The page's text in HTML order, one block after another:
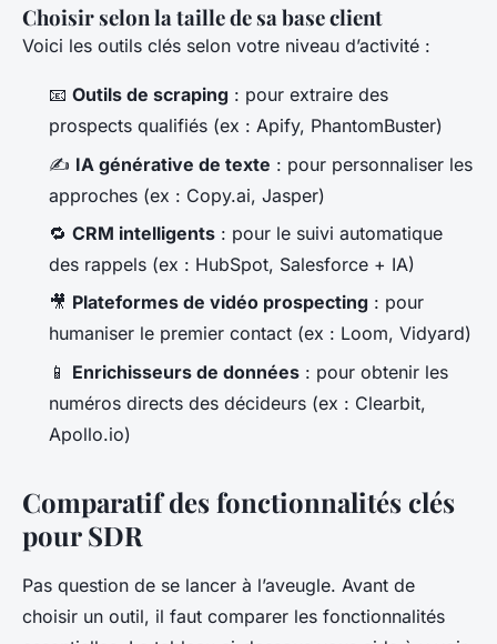
Choisir selon la taille de sa base client
Voici les outils clés selon votre niveau d’activité :
📧 Outils de scraping : pour extraire des
prospects qualifiés (ex : Apify, PhantomBuster)
✍️ IA générative de texte : pour personnaliser les
approches (ex : Copy.ai, Jasper)
🔁 CRM intelligents : pour le suivi automatique
des rappels (ex : HubSpot, Salesforce + IA)
🎥 Plateformes de vidéo prospecting : pour
humaniser le premier contact (ex : Loom, Vidyard)
📱 Enrichisseurs de données : pour obtenir les
numéros directs des décideurs (ex : Clearbit,
Apollo.io)
Comparatif des fonctionnalités clés
pour SDR
Pas question de se lancer à l’aveugle. Avant de
choisir un outil, il faut comparer les fonctionnalités